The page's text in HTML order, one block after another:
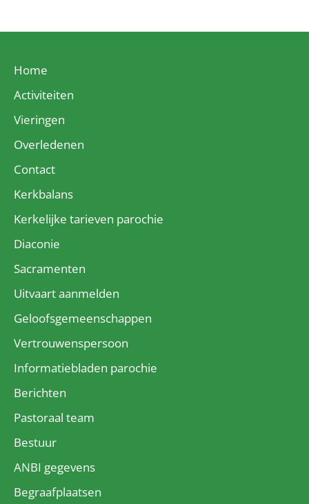
Home
Activiteiten
Vieringen
Overledenen
Contact
Kerkbalans
Kerkelijke tarieven parochie
Diaconie
Sacramenten
Uitvaart aanmelden
Geloofsgemeenschappen
Vertrouwenspersoon
Informatiebladen parochie
Berichten
Pastoraal team
Bestuur
ANBI gegevens
Begraafplaatsen